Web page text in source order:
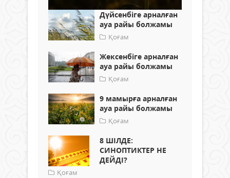
Дүйсенбіге арналған
ауа райы болжамы
Қоғам
Жексенбіге арналған
ауа райы болжамы
Қоғам
9 мамырға арналған
ауа райы болжамы
Қоғам
8 ШІЛДЕ:
СИНОПТИКТЕР НЕ
ДЕЙДІ?
Қоғам